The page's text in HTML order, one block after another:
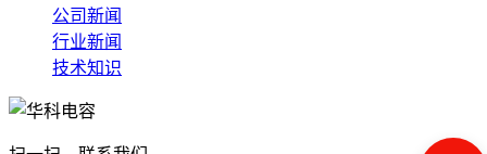
公司新闻
行业新闻
技术知识